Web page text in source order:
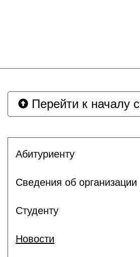
Перейти к началу
Абитуриенту
Сведения об организации
Студенту
Новости